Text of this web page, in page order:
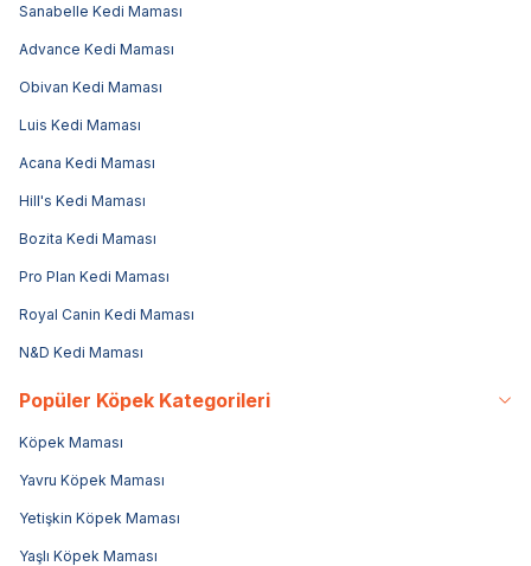
Sanabelle Kedi Maması
Advance Kedi Maması
Obivan Kedi Maması
Luis Kedi Maması
Acana Kedi Maması
Hill's Kedi Maması
Bozita Kedi Maması
Pro Plan Kedi Maması
Royal Canin Kedi Maması
N&D Kedi Maması
Popüler Köpek Kategorileri
Köpek Maması
Yavru Köpek Maması
Yetişkin Köpek Maması
Yaşlı Köpek Maması